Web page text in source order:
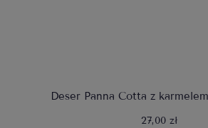
Deser Panna Cotta z
27,00 zł